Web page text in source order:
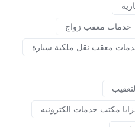
خدمات معقب زواج
معقب نقل ملكية سيارة
مكتب خدمات الكترونيه